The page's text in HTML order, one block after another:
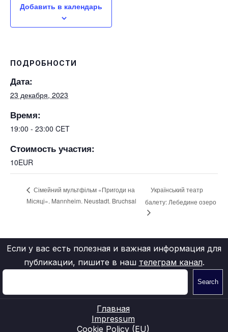
Добавить в календарь
ПОДРОБНОСТИ
Дата:
23 декабря, 2023
Время:
19:00 - 23:00 CET
Стоимость участия:
10EUR
Сімейний мультфільм «Пригоди на
Місяці». Mannheim. Neustadt. Bruchsal
Український театр
балету: Лебедине озеро
Если у вас есть полезная и важная информация для
публикации, пишите в наш телеграм канал.
Search
Главная
Impressum
Cookie Policy (EU)